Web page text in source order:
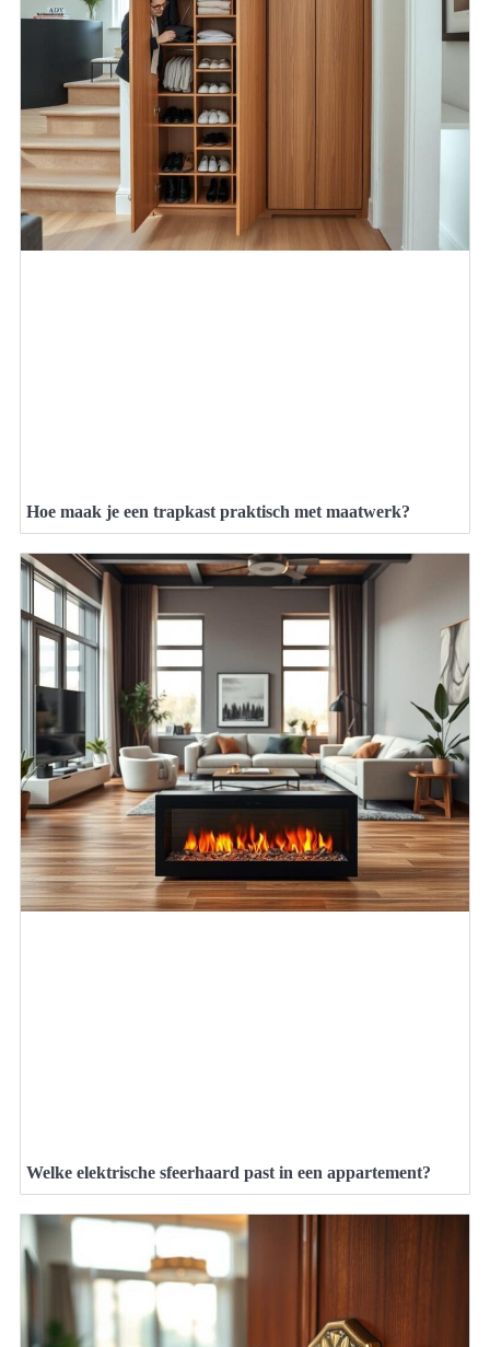
Hoe maak je een trapkast praktisch met maatwerk?
Welke elektrische sfeerhaard past in een appartement?